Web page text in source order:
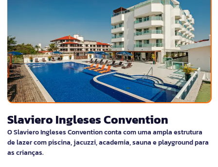
Slaviero Ingleses Convention
O Slaviero Ingleses Convention conta com uma ampla estrutura
de lazer com piscina, jacuzzi, academia, sauna e playground para
as crianças.